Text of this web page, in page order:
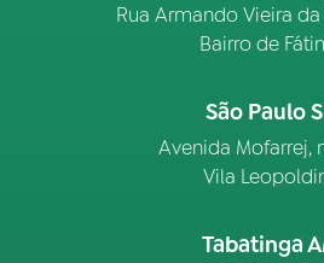
Rua Armando Vieira da
Bairro de
São Paulo
Avenida Mofarrej,
Vila
Tabatinga